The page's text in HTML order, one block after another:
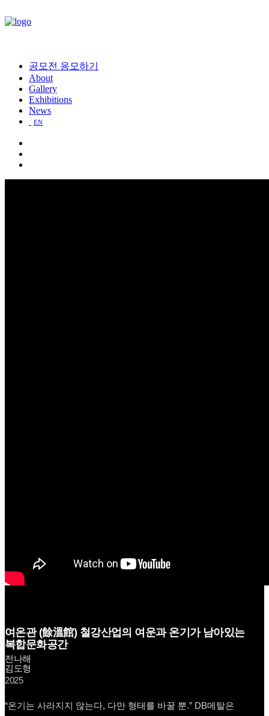
공모전 응모하기
About
Gallery
Exhibitions
News
EN
여온관 (餘溫館) 철강산업의 여운과 온기가 남아있는
복합문화공간
전나해
김도형
2025
“온기는 사라지지 않는다, 다만 형태를 바꿀 뿐.” DB메탈은